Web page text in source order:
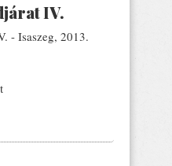
IV.
- Isaszeg, 2013.